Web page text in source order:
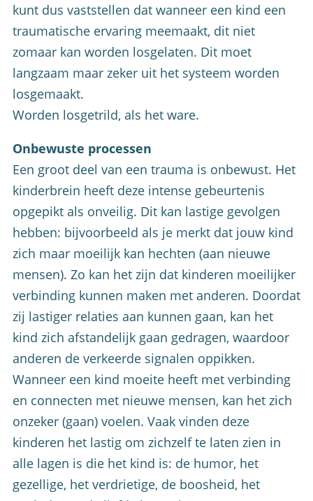
kunt dus vaststellen dat wanneer een kind een
traumatische ervaring meemaakt, dit niet
zomaar kan worden losgelaten. Dit moet
langzaam maar zeker uit het systeem worden
losgemaakt.
Worden losgetrild, als het ware.
Onbewuste processen
Een groot deel van een trauma is onbewust. Het
kinderbrein heeft deze intense gebeurtenis
opgepikt als onveilig. Dit kan lastige gevolgen
hebben: bijvoorbeeld als je merkt dat jouw kind
zich maar moeilijk kan hechten (aan nieuwe
mensen). Zo kan het zijn dat kinderen moeilijker
verbinding kunnen maken met anderen. Doordat
zij lastiger relaties aan kunnen gaan, kan het
kind zich afstandelijk gaan gedragen, waardoor
anderen de verkeerde signalen oppikken.
Wanneer een kind moeite heeft met verbinding
en connecten met nieuwe mensen, kan het zich
onzeker (gaan) voelen. Vaak vinden deze
kinderen het lastig om zichzelf te laten zien in
alle lagen is die het kind is: de humor, het
gezellige, het verdrietige, de boosheid, het